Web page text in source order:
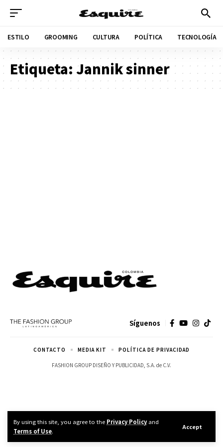
By using this site, you agree to the Privacy Policyand
Terms of Use.
Accept
ESTILO GROOMING CULTURA POLÍTICA TECNOLOGÍA
Etiqueta: Jannik sinner
Síguenos
FASHION GROUP DISEÑO Y PUBLICIDAD, S.A. de C.V.
CONTACTO MEDIA KIT POLÍTICA DE PRIVACIDAD